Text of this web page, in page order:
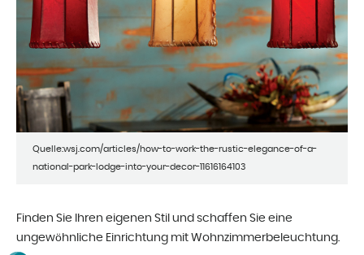
Quelle:wsj.com/articles/how-to-work-the-rustic-elegance-of-a-
national-park-lodge-into-your-decor-11616164103
Finden Sie Ihren eigenen Stil und schaffen Sie eine
ungewöhnliche Einrichtung mit Wohnzimmerbeleuchtung.